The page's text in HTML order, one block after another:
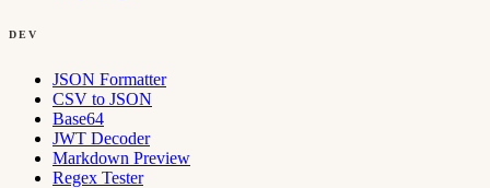
DEV
JSON Formatter
CSV to JSON
Base64
JWT Decoder
Markdown Preview
Regex Tester